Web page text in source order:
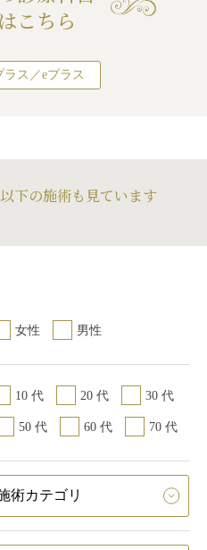
こちら
ラス／eプラス
下の施術も見ています
女性 男性
10 代 20 代 30 代
50 代 60 代 70 代